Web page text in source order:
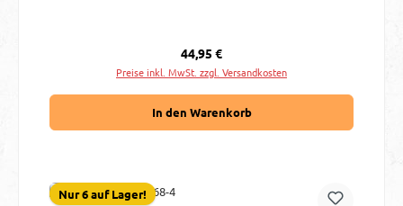
Regulärer Preis:
44,95 €
Preise inkl. MwSt. zzgl. Versandkosten
In den Warenkorb
Nur 6 auf Lager!